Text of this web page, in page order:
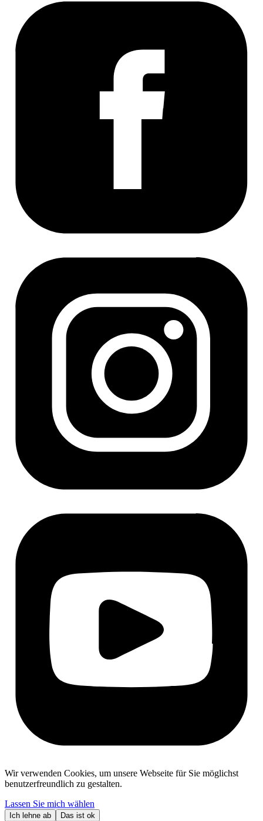
Wir verwenden Cookies, um unsere Webseite für Sie möglichst
benutzerfreundlich zu gestalten.
Lassen Sie mich wählen
Ich lehne ab Das ist ok